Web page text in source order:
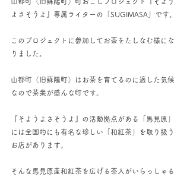
よさそうよ』専属ライターの「SUGIMASA」です。
このプロジェクトに参加してお茶をたしなむ様にな
りました。
山都町（旧蘇陽町）はお茶を育てるのに適した気候
なので茶業が盛んな町です。
『そようよさそうよ』の活動拠点がある「馬見原」
には全国的にも有名な珍しい「和紅茶」を取り扱う
お店があります。
そんな馬見原産和紅茶を広げる茶人がいらっしゃる